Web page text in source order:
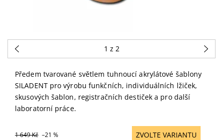
1 z 2
Předem tvarované světlem tuhnoucí akrylátové šablony
SILADENT pro výrobu funkčních, individuálních lžiček,
skusových šablon, registračních destiček a pro další
laboratorní práce.
1 649 Kč –21 % ZVOLTE VARIANTU